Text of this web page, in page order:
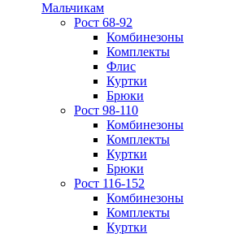
Мальчикам
Рост 68-92
Комбинезоны
Комплекты
Флис
Куртки
Брюки
Рост 98-110
Комбинезоны
Комплекты
Куртки
Брюки
Рост 116-152
Комбинезоны
Комплекты
Куртки